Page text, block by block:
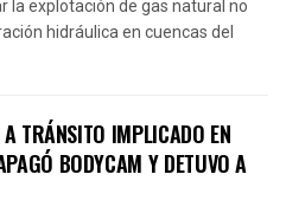
la explotación de gas natural no
hidráulica en cuencas del
TRÁNSITO IMPLICADO EN
BODYCAM Y DETUVO A